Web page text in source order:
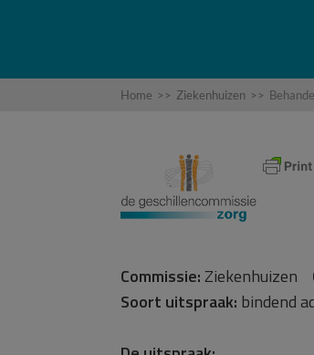
Home >> Ziekenhuizen >>
Commissie:Ziekenhuizen
Soort uitspraak: bindend